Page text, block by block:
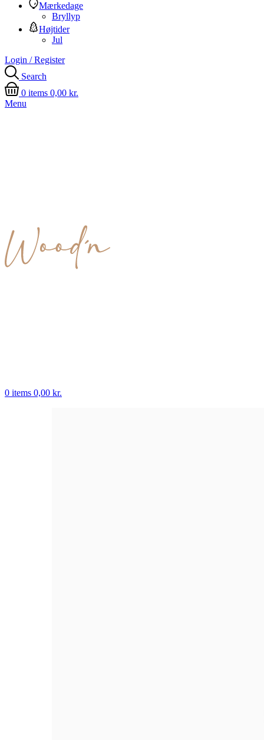
Mærkedage
Bryllyp
Højtider
Jul
Login / Register
Search
0 items 0,00 kr.
Menu
0 items 0,00 kr.